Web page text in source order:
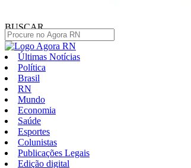
BUSCAR
Últimas Notícias
Política
Brasil
RN
Mundo
Economia
Saúde
Esportes
Colunistas
Publicações Legais
Edição digital